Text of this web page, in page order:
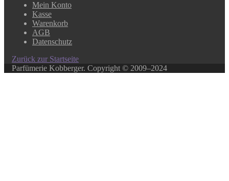
Mein Konto
Kasse
Warenkorb
AGB
Datenschutz
Zurück zur Startseite
Parfümerie Kobberger. Copyright © 2009–2024